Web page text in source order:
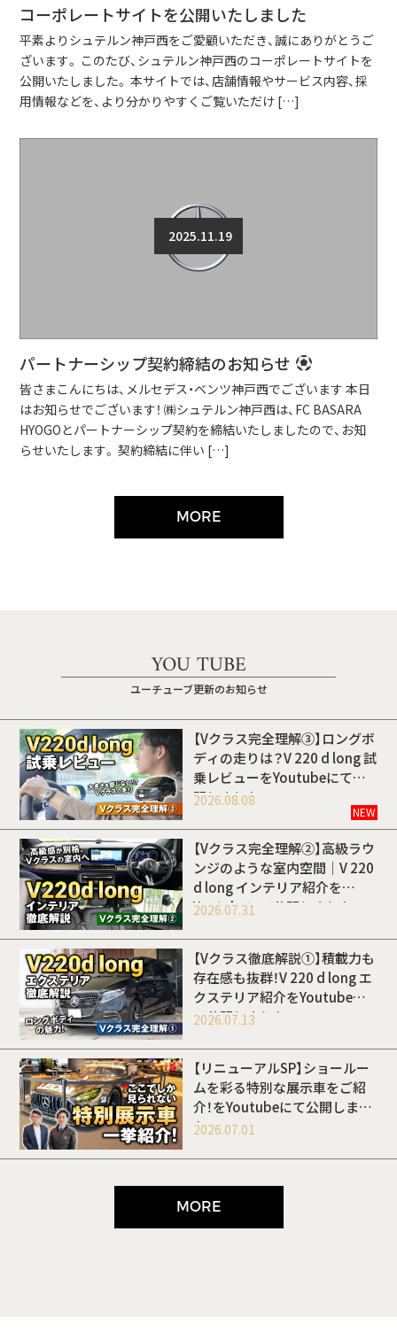
コーポレートサイトを公開いたしました
平素よりシュテルン神戸西をご愛顧いただき、誠にありがとうご
ざいます。 このたび、シュテルン神戸西のコーポレートサイトを
公開いたしました。 本サイトでは、店舗情報やサービス内容、採
用情報などを、より分かりやすくご覧いただけ […]
2025.11.19
パートナーシップ契約締結のお知らせ
皆さまこんにちは、メルセデス・ベンツ神戸西でございます 本日
はお知らせでございます！ ㈱シュテルン神戸西は、FC BASARA
HYOGOとパートナーシップ契約を締結いたしましたので、お知
らせいたします。 契約締結に伴い […]
MORE
YOU TUBE
ユーチューブ更新のお知らせ
【Vクラス完全理解③】ロングボ
ディの走りは？V 220 d long 試
乗レビューをYoutubeにて公
開しました
2026.08.08
NEW
【Vクラス完全理解②】高級ラウ
ンジのような室内空間｜V 220
d long インテリア紹介を
Youtubeにて公開しました
2026.07.31
【Vクラス徹底解説①】積載力も
存在感も抜群！V 220 d long エ
クステリア紹介をYoutubeに
て公開しました
2026.07.13
【リニューアルSP】ショールー
ムを彩る特別な展示車をご紹
介！をYoutubeにて公開しまし
た
2026.07.01
MORE